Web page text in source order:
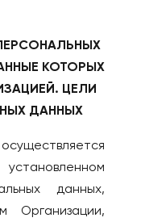
КОТОРЫХ
ЦЕЛИ
ДАННЫХ
данных,
Организации,